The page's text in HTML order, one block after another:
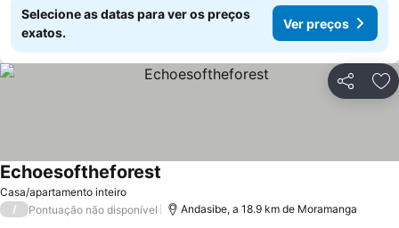
Selecione as datas para ver os preços
exatos.
Ver preços
Partilhar
Casa/apartamento inteiro
Echoesoftheforest
/ Pontuação não disponível Andasibe, a 18.9 km de Moramanga